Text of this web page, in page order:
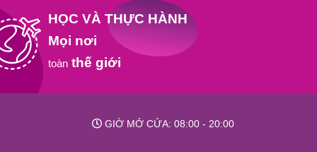
HỌC VÀ THỰC HÀNH
Mọi nơi
toànthế giới
GIỜ MỞ CỬA: 08:00 - 20:00